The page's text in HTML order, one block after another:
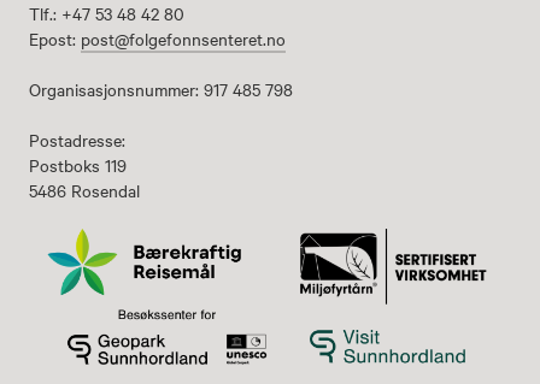
Tlf.: +47 53 48 42 80
Epost: post@folgefonnsenteret.no
Organisasjonsnummer: 917 485 798
Postadresse:
Postboks 119
5486 Rosendal